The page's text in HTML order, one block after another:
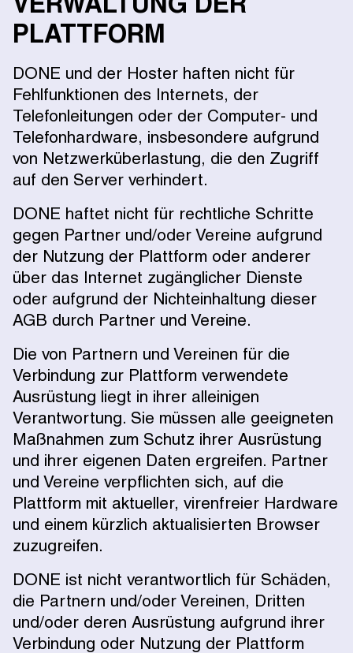
VERWALTUNG DER
PLATTFORM
DONE und der Hoster haften nicht für
Fehlfunktionen des Internets, der
Telefonleitungen oder der Computer- und
Telefonhardware, insbesondere aufgrund
von Netzwerküberlastung, die den Zugriff
auf den Server verhindert.
DONE haftet nicht für rechtliche Schritte
gegen Partner und/oder Vereine aufgrund
der Nutzung der Plattform oder anderer
über das Internet zugänglicher Dienste
oder aufgrund der Nichteinhaltung dieser
AGB durch Partner und Vereine.
Die von Partnern und Vereinen für die
Verbindung zur Plattform verwendete
Ausrüstung liegt in ihrer alleinigen
Verantwortung. Sie müssen alle geeigneten
Maßnahmen zum Schutz ihrer Ausrüstung
und ihrer eigenen Daten ergreifen. Partner
und Vereine verpflichten sich, auf die
Plattform mit aktueller, virenfreier Hardware
und einem kürzlich aktualisierten Browser
zuzugreifen.
DONE ist nicht verantwortlich für Schäden,
die Partnern und/oder Vereinen, Dritten
und/oder deren Ausrüstung aufgrund ihrer
Verbindung oder Nutzung der Plattform